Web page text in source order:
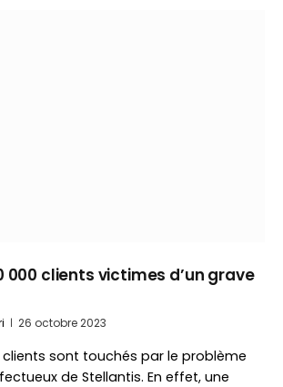
000 clients victimes d’un grave
26 octobre 2023
clients sont touchés par le problème
de Stellantis. En effet, une